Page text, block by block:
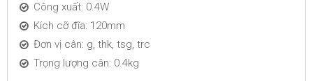
Công xuất: 0.4W
Kích cỡ đĩa: 120mm
Đơn vị cân: g, thk, tsg, trc
Trọng lượng cân: 0.4kg